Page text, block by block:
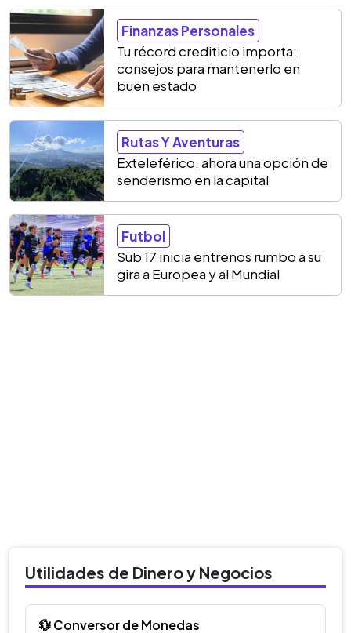
Finanzas Personales
Tu récord crediticio importa:
consejos para mantenerlo en
buen estado
Rutas Y Aventuras
Exteleférico, ahora una opción de
senderismo en la capital
Futbol
Sub 17 inicia entrenos rumbo a su
gira a Europea y al Mundial
Utilidades de Dinero y Negocios
💱 Conversor de Monedas